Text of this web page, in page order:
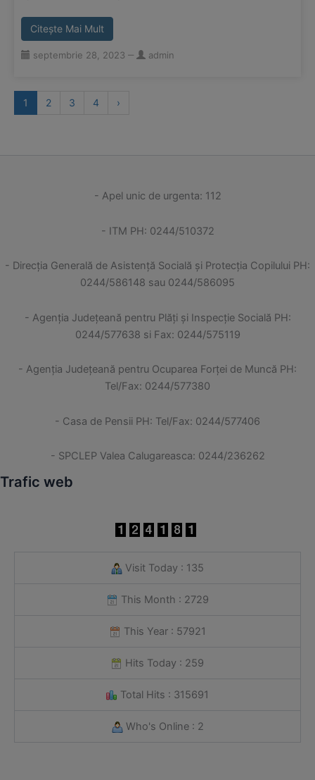
Citește Mai Mult
septembrie 28, 2023 ‒ admin
1 2 3 4 ›
- Apel unic de urgenta: 112
- ITM PH: 0244/510372
- Direcția Generală de Asistență Socială și Protecția Copilului PH:
0244/586148 sau 0244/586095
- Agenția Județeană pentru Plăți și Inspecție Socială PH:
0244/577638 si Fax: 0244/575119
- Agenţia Judeţeană pentru Ocuparea Forţei de Muncă PH:
Tel/Fax: 0244/577380
- Casa de Pensii PH: Tel/Fax: 0244/577406
- SPCLEP Valea Calugareasca: 0244/236262
Trafic web
Visit Today : 135
This Month : 2729
This Year : 57921
Hits Today : 259
Total Hits : 315691
Who's Online : 2